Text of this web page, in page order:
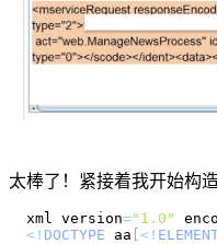
太棒了！紧接着我开始构造
xml version="1.0"
< ! DOCTYPE aa [< !